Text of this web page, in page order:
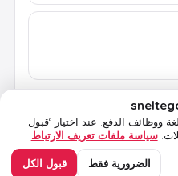
الارتباط
ووظائف الدفع. عند اختيار ‘قبول
سياسة ملفات تعريف الارتباط
الضرورية فقط قبول الكل